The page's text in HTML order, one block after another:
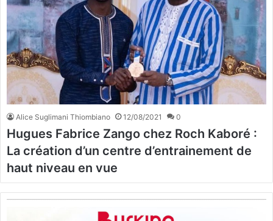
Alice Suglimani Thiombiano 12/08/2021 0
Hugues Fabrice Zango chez Roch Kaboré :
La création d’un centre d’entrainement de
haut niveau en vue